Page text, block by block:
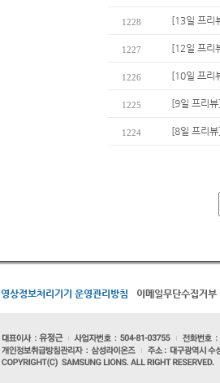
1228 [13일 프리
1227 [12일 프리
1226 [10일 프리
1225 [9일 프리
1224 [8일 프리
영상정보처리기기 운영관리방침 이메일무단수집거부